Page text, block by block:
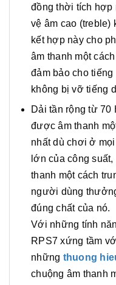
đồng thời tích
vệ âm cao (treble)
kết hợp này cho
âm thanh một
đảm bảo cho tiếng
không bị vỡ tiếng
Dải tần rộng từ 70
được âm thanh
nhất dù chơi ở
lớn của công
thanh một cách
người dùng
đúng chất của nó.
Với những tính
RPS7 xứng tầm
những thuong
chuộng âm thanh